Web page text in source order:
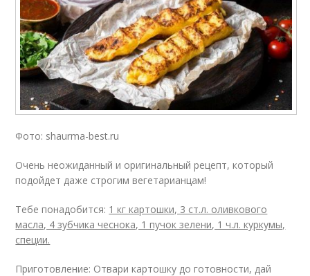
Фото: shaurma-best.ru
Очень неожиданный и оригинальный рецепт, который
подойдет даже строгим вегетарианцам!
Тебе понадобится: 1 кг картошки, 3 ст.л. оливкового
масла, 4 зубчика чеснока, 1 пучок зелени, 1 ч.л. куркумы,
специи.
Приготовление: Отвари картошку до готовности, дай